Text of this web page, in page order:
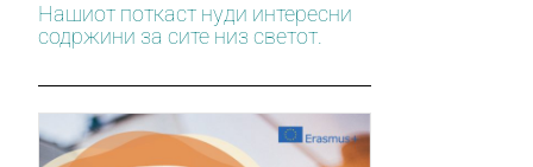
Нашиот поткаст нуди интересни
содржини за сите низ светот.